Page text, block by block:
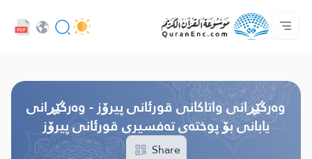
سه‌ره‌كی
پێڕستی وه‌رگێڕاوه‌كان
Audio
خزمەتگوزاریەکانی پەرەپێدەران - API
دەربارەی پرۆژە
په‌یوه‌ندیمان پێوه‌ بكه‌
زمان
وه‌رگێڕانی واتاکانی قورئانی پیرۆز - وەرگێڕانی
یابانی بۆ پوختەی تەفسیری قورئانی پیرۆز
Share